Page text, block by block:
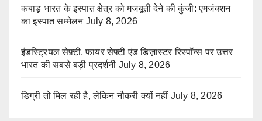
कबाड़ भारत के इस्पात क्षेत्र को मजबूती देने की कुंजी: एमजंक्शन
का इस्पात सम्मेलन July 8, 2026
इंडस्ट्रियल सेफ़्टी, फायर सेफ्टी एंड डिज़ास्टर रिस्पॉन्स पर उत्तर
भारत की सबसे बड़ी प्रदर्शनी July 8, 2026
डिग्री तो मिल रही है, लेकिन नौकरी क्यों नहीं July 8, 2026